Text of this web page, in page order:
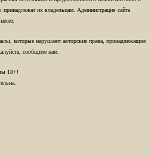
их владельцам. Администрация сайта
которые нарушают авторские права, принадлежащие
сообщите нам.
18+!